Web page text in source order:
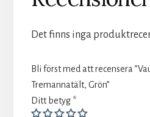
Det finns inga
Bli först med att recensera
Tremannatält, Grön”
Ditt betyg *